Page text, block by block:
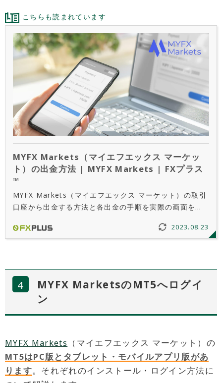
こちらも読まれています
MYFX Markets（マイエフエックス マーケッ
ト）の出金方法 | MYFX Markets | FXプラス
™
MYFX Markets（マイエフエックス マーケット）の取引
口座から出金する方法と各出金の手順を実際の画面を使
「クレジットカード/デビットカード」「銀行送金」
2023.08.23
MYFX MarketsのMT5へログイ
ン
MYFX Markets （マイエフエックス マーケット）の
MT5はPC版とタブレット・モバイルアプリ版があ
ります。それぞれのインストール・ログイン方法に